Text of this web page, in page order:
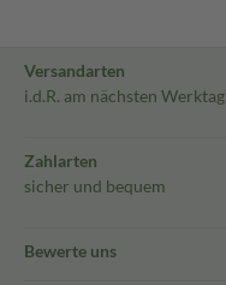
Versandarten
i.d.R. am nächsten Werktag
Zahlarten
sicher und bequem
Bewerte uns